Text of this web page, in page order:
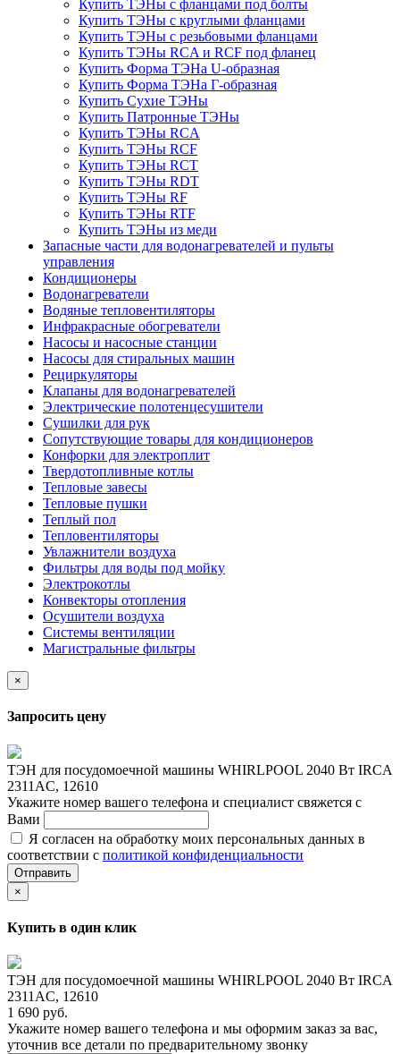
Купить ТЭНы с фланцами под болты
Купить ТЭНы с круглыми фланцами
Купить ТЭНы с резьбовыми фланцами
Купить ТЭНы RCA и RCF под фланец
Купить Форма ТЭНа U-образная
Купить Форма ТЭНа Г-образная
Купить Сухие ТЭНы
Купить Патронные ТЭНы
Купить ТЭНы RCA
Купить ТЭНы RCF
Купить ТЭНы RCT
Купить ТЭНы RDT
Купить ТЭНы RF
Купить ТЭНы RTF
Купить ТЭНы из меди
Запасные части для водонагревателей и пульты
управления
Кондиционеры
Водонагреватели
Водяные тепловентиляторы
Инфракрасные обогреватели
Насосы и насосные станции
Насосы для стиральных машин
Рециркуляторы
Клапаны для водонагревателей
Электрические полотенцесушители
Сушилки для рук
Сопутствующие товары для кондиционеров
Конфорки для электроплит
Твердотопливные котлы
Тепловые завесы
Тепловые пушки
Теплый пол
Тепловентиляторы
Увлажнители воздуха
Фильтры для воды под мойку
Электрокотлы
Конвекторы отопления
Осушители воздуха
Системы вентиляции
Магистральные фильтры
×
Запросить цену
ТЭН для посудомоечной машины WHIRLPOOL 2040 Вт IRCA
2311AC, 12610
Укажите номер вашего телефона и специалист свяжется с
Вами
Я согласен на обработку моих персональных данных в
соответствии с политикой конфиденциальности
Отправить
×
Купить в один клик
ТЭН для посудомоечной машины WHIRLPOOL 2040 Вт IRCA
2311AC, 12610
1 690 руб.
Укажите номер вашего телефона и мы оформим заказ за вас,
уточнив все детали по предварительному звонку